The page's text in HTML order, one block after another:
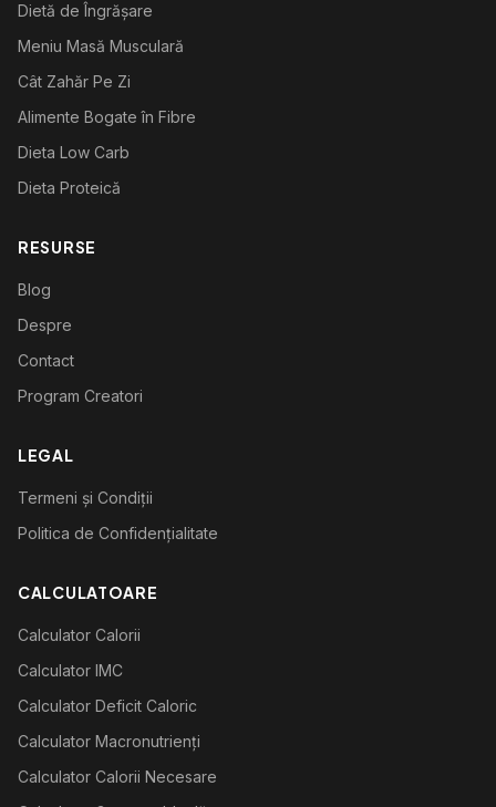
Dietă de Îngrășare
Meniu Masă Musculară
Cât Zahăr Pe Zi
Alimente Bogate în Fibre
Dieta Low Carb
Dieta Proteică
RESURSE
Blog
Despre
Contact
Program Creatori
LEGAL
Termeni și Condiții
Politica de Confidențialitate
CALCULATOARE
Calculator Calorii
Calculator IMC
Calculator Deficit Caloric
Calculator Macronutrienți
Calculator Calorii Necesare